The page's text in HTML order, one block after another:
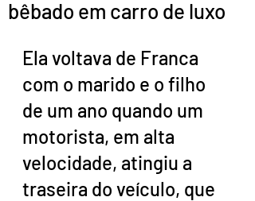
bêbado em carro de luxo
Ela voltava de Franca
com o marido e o filho
de um ano quando um
motorista, em alta
velocidade, atingiu a
traseira do veículo, que